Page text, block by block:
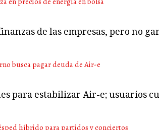
de las empresas, pero no
para estabilizar Air-e; usuarios